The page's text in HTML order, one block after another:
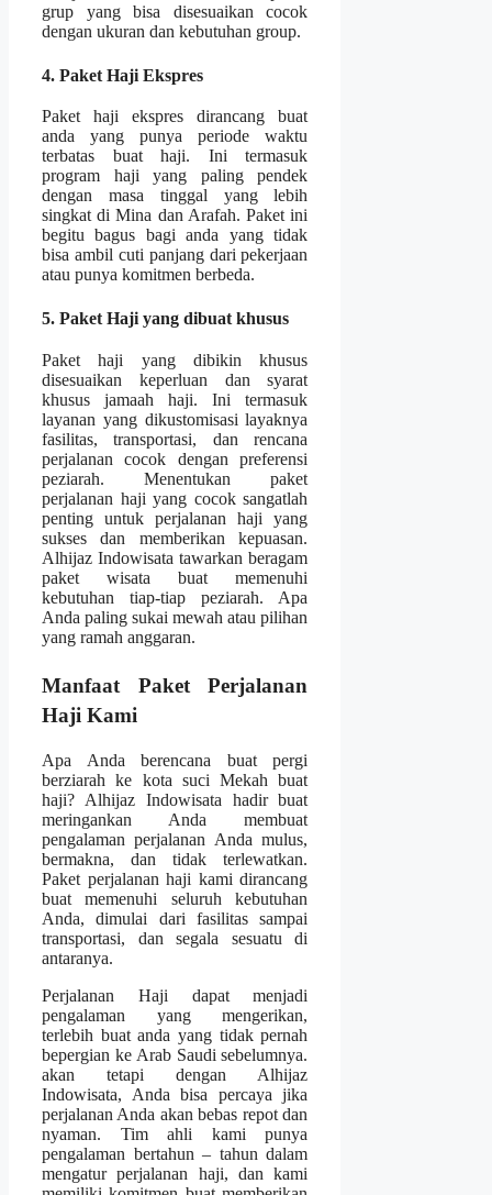
grup yang bisa disesuaikan cocok
dengan ukuran dan kebutuhan group.
4. Paket Haji Ekspres
Paket haji ekspres dirancang buat
anda yang punya periode waktu
terbatas buat haji. Ini termasuk
program haji yang paling pendek
dengan masa tinggal yang lebih
singkat di Mina dan Arafah. Paket ini
begitu bagus bagi anda yang tidak
bisa ambil cuti panjang dari pekerjaan
atau punya komitmen berbeda.
5. Paket Haji yang dibuat khusus
Paket haji yang dibikin khusus
disesuaikan keperluan dan syarat
khusus jamaah haji. Ini termasuk
layanan yang dikustomisasi layaknya
fasilitas, transportasi, dan rencana
perjalanan cocok dengan preferensi
peziarah. Menentukan paket
perjalanan haji yang cocok sangatlah
penting untuk perjalanan haji yang
sukses dan memberikan kepuasan.
Alhijaz Indowisata tawarkan beragam
paket wisata buat memenuhi
kebutuhan tiap-tiap peziarah. Apa
Anda paling sukai mewah atau pilihan
yang ramah anggaran.
Manfaat Paket Perjalanan
Haji Kami
Apa Anda berencana buat pergi
berziarah ke kota suci Mekah buat
haji? Alhijaz Indowisata hadir buat
meringankan Anda membuat
pengalaman perjalanan Anda mulus,
bermakna, dan tidak terlewatkan.
Paket perjalanan haji kami dirancang
buat memenuhi seluruh kebutuhan
Anda, dimulai dari fasilitas sampai
transportasi, dan segala sesuatu di
antaranya.
Perjalanan Haji dapat menjadi
pengalaman yang mengerikan,
terlebih buat anda yang tidak pernah
bepergian ke Arab Saudi sebelumnya.
akan tetapi dengan Alhijaz
Indowisata, Anda bisa percaya jika
perjalanan Anda akan bebas repot dan
nyaman. Tim ahli kami punya
pengalaman bertahun – tahun dalam
mengatur perjalanan haji, dan kami